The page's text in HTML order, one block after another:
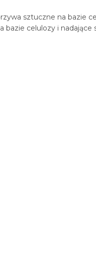
sztuczne na bazie
celulozy i